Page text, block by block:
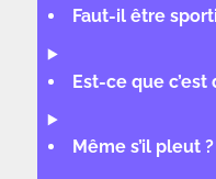
Faut-il être
Est-ce que
Même s’il pleut ?